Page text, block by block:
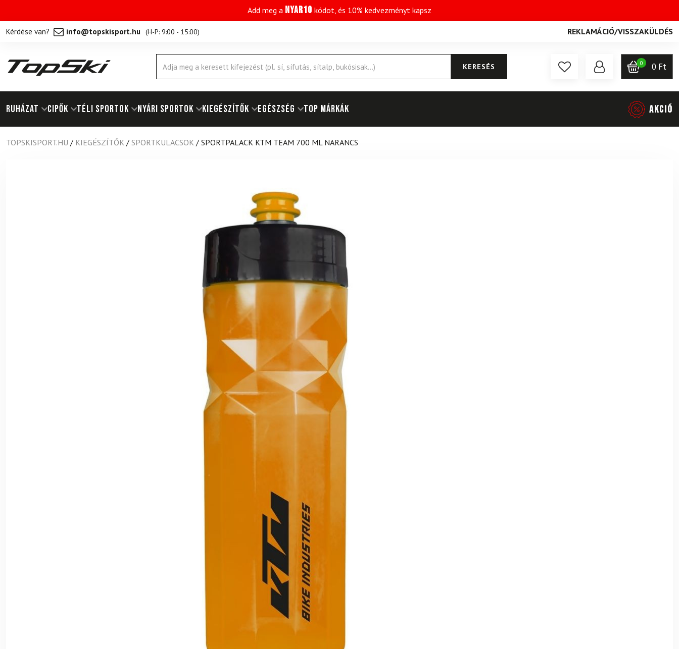
Add meg a NYAR10 kódot, és 10% kedvezményt kapsz
Kérdése van? info@topskisport.hu (H-P: 9:00 - 15:00) REKLAMÁCIÓ/VISSZAKÜLDÉS
Products
search
KERESÉS 0 0 Ft
RUHÁZAT Cipők TÉLI SPORTOK NYÁRI SPORTOK KIEGÉSZÍTŐK EGÉSZSÉG Top márkák AKCIÓ
TOPSKISPORT.HU / KIEGÉSZÍTŐK / SPORTKULACSOK / SPORTPALACK KTM TEAM 700 ML NARANCS